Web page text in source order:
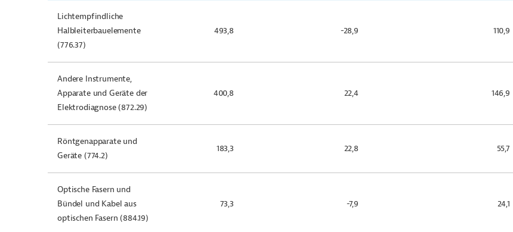
Lichtempfindliche
Halbleiterbauelemente
(776.37)
493,8 -28,9 110,9
Andere Instrumente,
Apparate und Geräte der
Elektrodiagnose (872.29)
400,8 22,4 146,9
Röntgenapparate und
Geräte (774.2)
183,3 22,8 55,7
Optische Fasern und
Bündel und Kabel aus
optischen Fasern (884.19)
73,3 -7,9 24,1